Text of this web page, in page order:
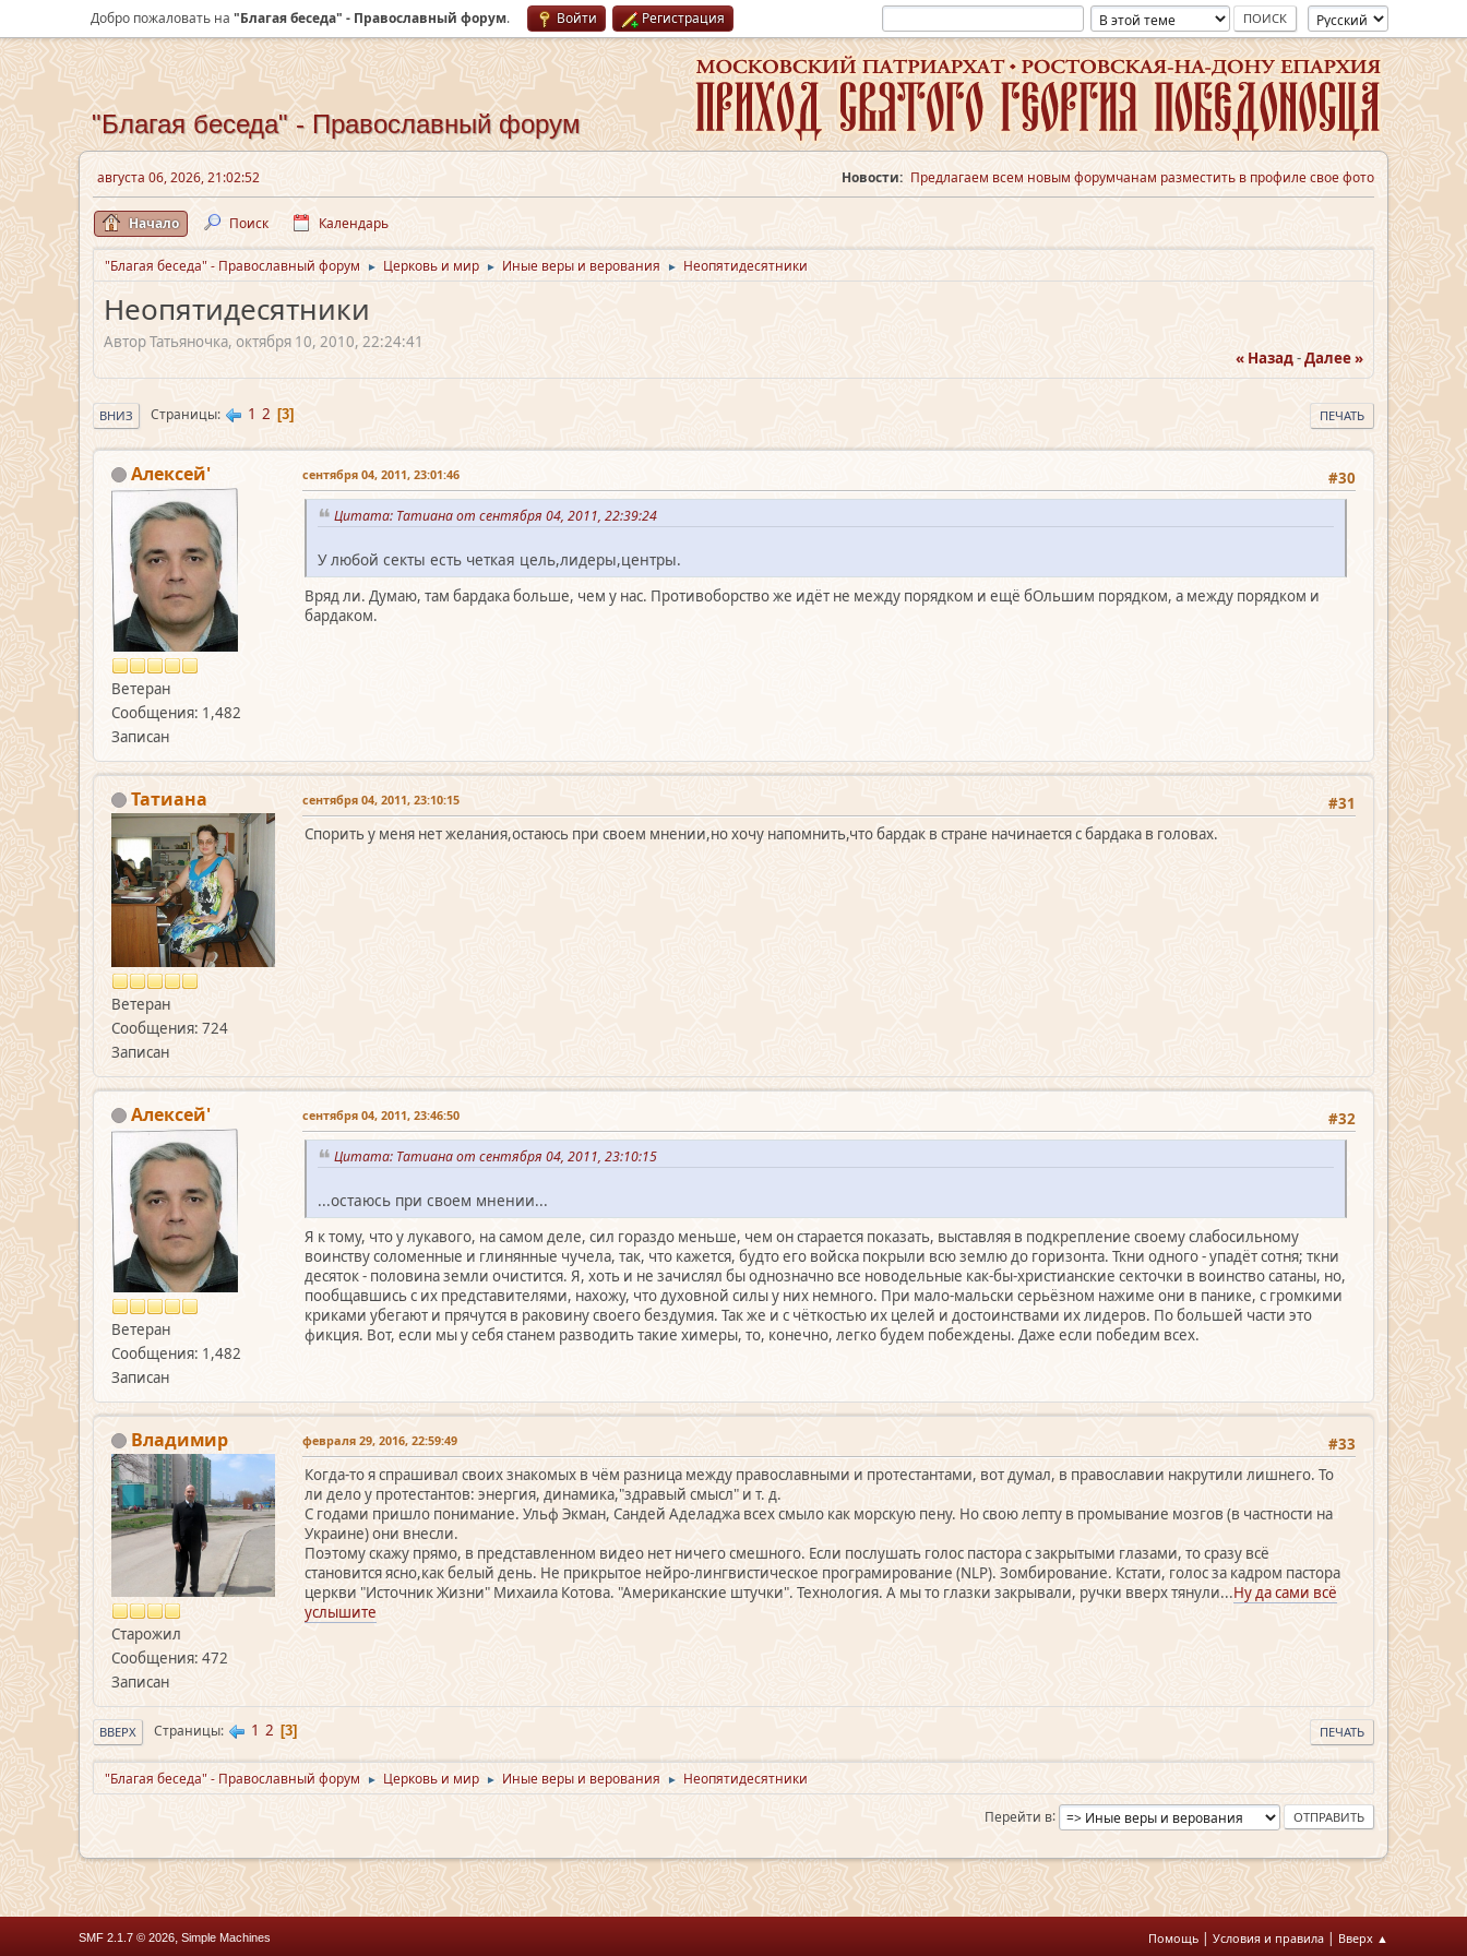
Добро пожаловать на "Благая беседа" - Православный форум. Войти Регистрация
"Благая беседа" - Православный форум
августа 06, 2026, 21:02:52 Новости: Предлагаем всем новым форумчанам разместить в профиле свое фото
Начало Поиск Календарь
"Благая беседа" - Православный форум ► Церковь и мир ► Иные веры и верования ► Неопятидесятники
Неопятидесятники
Автор Татьяночка, октября 10, 2010, 22:24:41
« Назад-Далее »
ПЕЧАТЬ
ВНИЗ Страницы 1 2 3
Алексей'
Ветеран
Сообщения: 1,482
Записан
#30
сентября 04, 2011, 23:01:46
Цитата: Татиана от сентября 04, 2011, 22:39:24
У любой секты есть четкая цель,лидеры,центры.
Вряд ли. Думаю, там бардака больше, чем у нас. Противоборство же идёт не между порядком и ещё бОльшим порядком, а между порядком и
бардаком.
Татиана
Ветеран
Сообщения: 724
Записан
#31
сентября 04, 2011, 23:10:15
Спорить у меня нет желания,остаюсь при своем мнении,но хочу напомнить,что бардак в стране начинается с бардака в головах.
Алексей'
Ветеран
Сообщения: 1,482
Записан
#32
сентября 04, 2011, 23:46:50
Цитата: Татиана от сентября 04, 2011, 23:10:15
...остаюсь при своем мнении...
Я к тому, что у лукавого, на самом деле, сил гораздо меньше, чем он старается показать, выставляя в подкрепление своему слабосильному
воинству соломенные и глинянные чучела, так, что кажется, будто его войска покрыли всю землю до горизонта. Ткни одного - упадёт сотня; ткни
десяток - половина земли очистится. Я, хоть и не зачислял бы однозначно все новодельные как-бы-христианские секточки в воинство сатаны, но,
пообщавшись с их представителями, нахожу, что духовной силы у них немного. При мало-мальски серьёзном нажиме они в панике, с громкими
криками убегают и прячутся в раковину своего бездумия. Так же и с чёткостью их целей и достоинствами их лидеров. По большей части это
фикция. Вот, если мы у себя станем разводить такие химеры, то, конечно, легко будем побеждены. Даже если победим всех.
Владимир
Старожил
Сообщения: 472
Записан
#33
февраля 29, 2016, 22:59:49
Когда-то я спрашивал своих знакомых в чём разница между православными и протестантами, вот думал, в православии накрутили лишнего. То
ли дело у протестантов: энергия, динамика,"здравый смысл" и т. д.
С годами пришло понимание. Ульф Экман, Сандей Аделаджа всех смыло как морскую пену. Но свою лепту в промывание мозгов (в частности на
Украине) они внесли.
Поэтому скажу прямо, в представленном видео нет ничего смешного. Если послушать голос пастора с закрытыми глазами, то сразу всё
становится ясно,как белый день. Не прикрытое нейро-лингвистическое програмирование (NLP). Зомбирование. Кстати, голос за кадром пастора
церкви "Источник Жизни" Михаила Котова. "Американские штучки". Технология. А мы то глазки закрывали, ручки вверх тянули...Ну да сами всё
услышите
ПЕЧАТЬ
ВВЕРХ Страницы 1 2 3
"Благая беседа" - Православный форум ► Церковь и мир ► Иные веры и верования ► Неопятидесятники
Перейти в
Помощь | Условия и правила | Вверх ▲
SMF 2.1.7 © 2026, Simple Machines